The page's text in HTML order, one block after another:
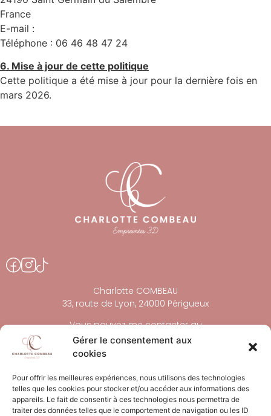
Gérer le consentement aux
cookies
Pour offrir les meilleures expériences, nous utilisons des technologies
telles que les cookies pour stocker et/ou accéder aux informations des
appareils. Le fait de consentir à ces technologies nous permettra de
traiter des données telles que le comportement de navigation ou les ID
France
E-mail :
Téléphone : 06 46 48 47 24
6. Mise à jour de cette politique
Cette politique a été mise à jour pour la dernière fois en
mars 2026.
Charlotte COMBEAU
33, route de Lyon, 24000 Périgueux
Vous pouvez me contacter au
06 46 48 47 24 du lundi au samedi de 9 h à 18 h.
contact@charlottecombeau.fr
Accueil
Contact